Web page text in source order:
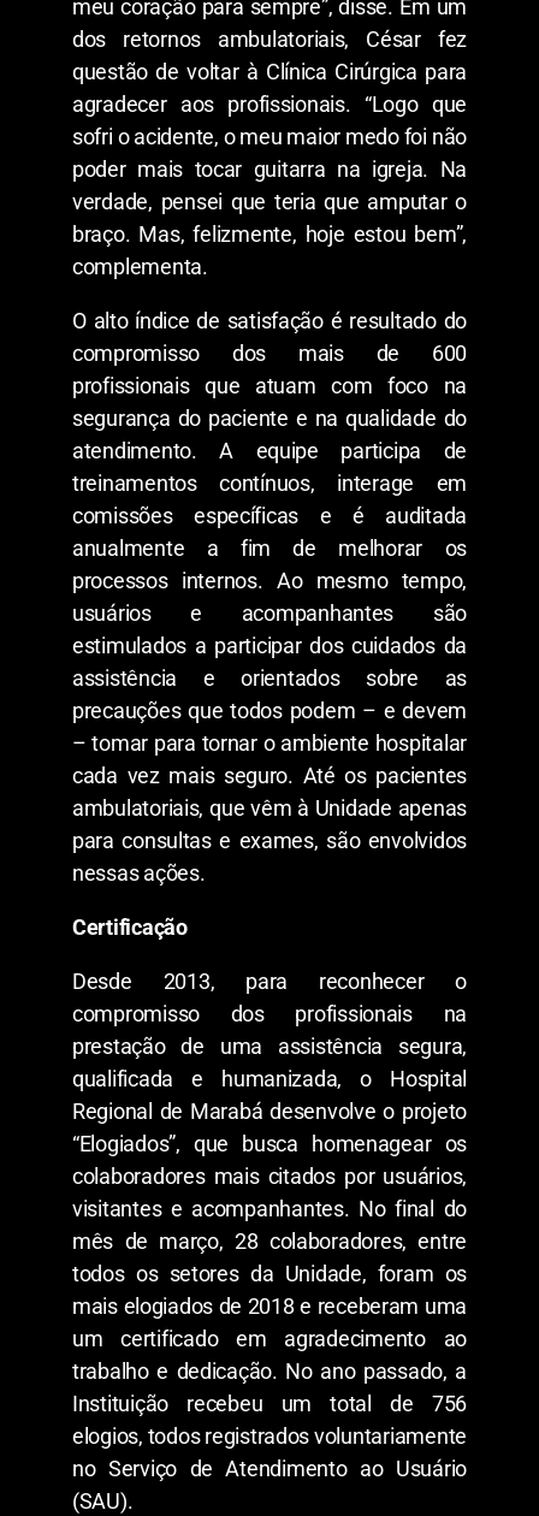
meu coração para sempre”, disse. Em um
dos retornos ambulatoriais, César fez
questão de voltar à Clínica Cirúrgica para
agradecer aos profissionais. “Logo que
sofri o acidente, o meu maior medo foi não
poder mais tocar guitarra na igreja. Na
verdade, pensei que teria que amputar o
braço. Mas, felizmente, hoje estou bem”,
complementa.
O alto índice de satisfação é resultado do
compromisso dos mais de 600
profissionais que atuam com foco na
segurança do paciente e na qualidade do
atendimento. A equipe participa de
treinamentos contínuos, interage em
comissões específicas e é auditada
anualmente a fim de melhorar os
processos internos. Ao mesmo tempo,
usuários e acompanhantes são
estimulados a participar dos cuidados da
assistência e orientados sobre as
precauções que todos podem – e devem
– tomar para tornar o ambiente hospitalar
cada vez mais seguro. Até os pacientes
ambulatoriais, que vêm à Unidade apenas
para consultas e exames, são envolvidos
nessas ações.
Certificação
Desde 2013, para reconhecer o
compromisso dos profissionais na
prestação de uma assistência segura,
qualificada e humanizada, o Hospital
Regional de Marabá desenvolve o projeto
“Elogiados”, que busca homenagear os
colaboradores mais citados por usuários,
visitantes e acompanhantes. No final do
mês de março, 28 colaboradores, entre
todos os setores da Unidade, foram os
mais elogiados de 2018 e receberam uma
um certificado em agradecimento ao
trabalho e dedicação. No ano passado, a
Instituição recebeu um total de 756
elogios, todos registrados voluntariamente
no Serviço de Atendimento ao Usuário
(SAU).